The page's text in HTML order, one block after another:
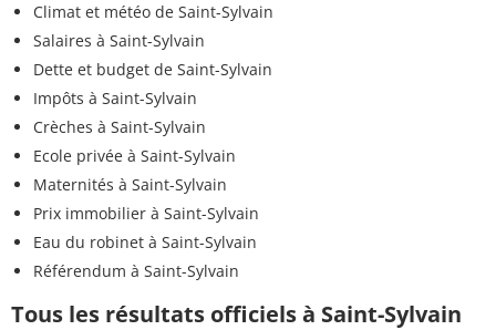
Climat et météo de Saint-Sylvain
Salaires à Saint-Sylvain
Dette et budget de Saint-Sylvain
Impôts à Saint-Sylvain
Crèches à Saint-Sylvain
Ecole privée à Saint-Sylvain
Maternités à Saint-Sylvain
Prix immobilier à Saint-Sylvain
Eau du robinet à Saint-Sylvain
Référendum à Saint-Sylvain
Tous les résultats officiels à Saint-Sylvain